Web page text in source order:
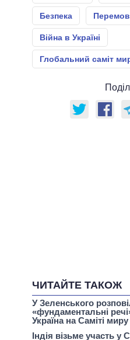
Безпека
Війна в Україні
Глобальний саміт
ЧИТАЙТЕ ТАКОЖ
У Зеленського
«фундаментальні
Україна на Саміті миру
Індія візьме участь у